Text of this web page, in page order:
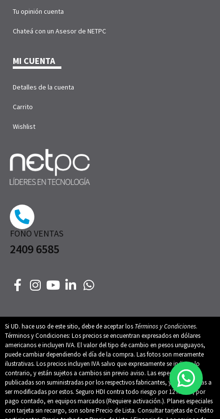
FONO VENTAS
2409 6585
Tu opinión cuenta
Chateá con un Asesor de NETPC
MI CUENTA
Detalles de la cuenta
Carrito
Wishlist
Si UD. hace uso de este sitio, debe de aceptar los Términos y Condiciones.
Términos y Condiciones: Los precios se encuentran expresados en dólares
americanos e incluyen IVA. El valor del tipo de cambio en pesos uruguayos,
puede cambiar dependiendo el día de la compra. Las fotos son meramente
ilustrativas. Los precios incluyen IVA salvo que expresamente se indique lo
contrario, y están sujetos a cambios sin previo aviso. Las especificaciones
publicadas son suministradas por los respectivos fabricantes, y están sujetas a
ser modificadas por estos. Seguro HDI contra todo riesgo por 12 meses, por
pago contado, en equipos marcados (Requiere activación.). Planes especiales
con tarjeta sin recargo, son sobre Precio de Lista. Consultar tarjetas de Crédito